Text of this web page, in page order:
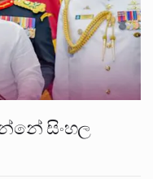
සිංහල